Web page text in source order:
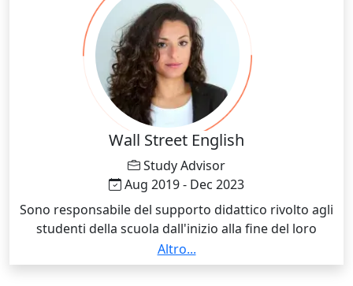
Wall Street English
Study Advisor
Aug 2019 - Dec 2023
Sono responsabile del supporto didattico rivolto agli
studenti della scuola dall'inizio alla fine del loro
percorso linguistico. Li introduco al metodo,
motivandoli poi a seguire il giusto ritmo di studio
Altro...